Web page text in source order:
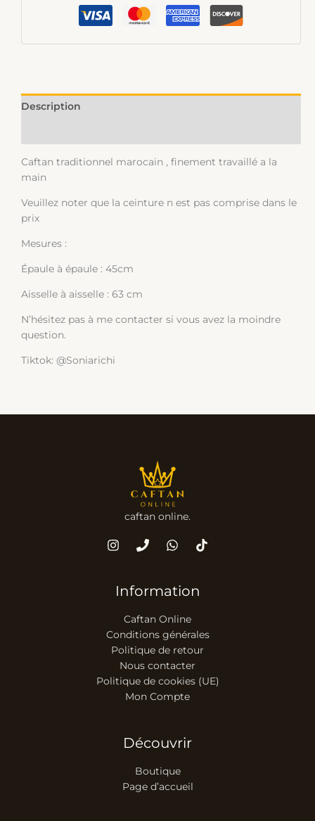
Description
Caftan traditionnel marocain , finement travaillé a la
main
Veuillez noter que la ceinture n est pas comprise dans le
prix
Mesures :
Épaule à épaule : 45cm
Aisselle à aisselle : 63 cm
N’hésitez pas à me contacter si vous avez la moindre
question.
Tiktok: @Soniarichi
caftan online.
Information
Caftan Online
Conditions générales
Politique de retour
Nous contacter
Politique de cookies (UE)
Mon Compte
Découvrir
Boutique
Page d’accueil